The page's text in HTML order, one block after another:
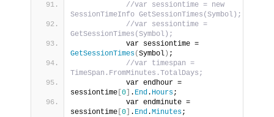
//var sessiontime = new
SessionTimeInfo GetSessionTimes(Symbol);
//var sessiontime =
GetSessionTimes(Symbol);
GetSessionTimes(Symbol ) ;
//var timespan =
TimeSpan.FromMinutes.TotalDays;
            var endhour =
sessiontime [0 . End. Hours;
            var endminute =
sessiontime [0 . End.Minutes;